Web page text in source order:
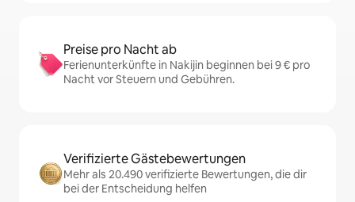
Preise pro Nacht ab
Ferienunterkünfte in Nakijin beginnen bei 9 € pro
Nacht vor Steuern und Gebühren.
Verifizierte Gästebewertungen
Mehr als 20.490 verifizierte Bewertungen, die dir
bei der Entscheidung helfen